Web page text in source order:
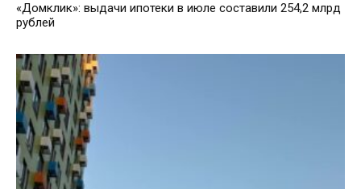
«Домклик»: выдачи ипотеки в июле составили 254,2 млрд
рублей